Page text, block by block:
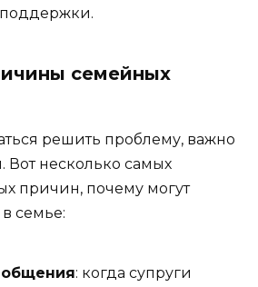
семейных
решить проблему, важно
Вот несколько самых
причин, почему могут
семье:
общения: когда супруги